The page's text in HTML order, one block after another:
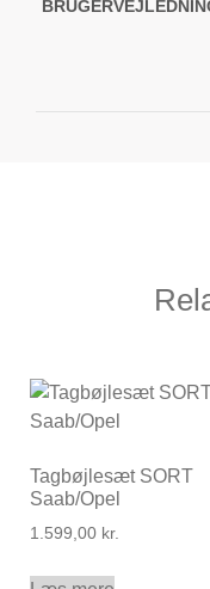
Tagbøjlesæt SORT
Saab/Opel
1.599,00 kr.